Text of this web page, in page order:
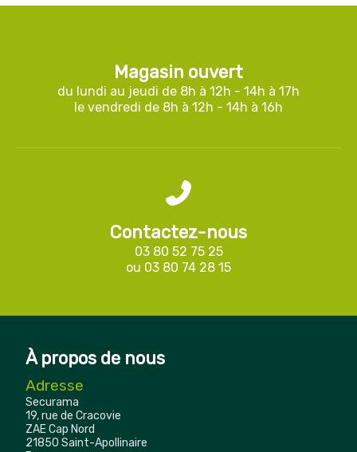
Magasin ouvert
du lundi au jeudi de 8h à 12h - 14h à 17h
le vendredi de 8h à 12h - 14h à 16h
Contactez-nous
03 80 52 75 25
ou 03 80 74 28 15
À propos de nous
Adresse
Securama
19, rue de Cracovie
ZAE Cap Nord
21850 Saint-Apollinaire